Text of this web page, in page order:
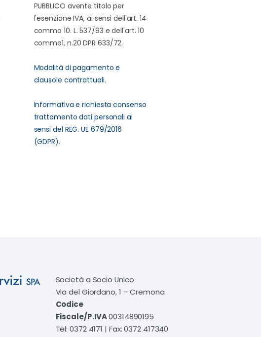
PUBBLICO avente titolo per
l'esenzione IVA, ai sensi dell'art. 14
comma 10. L. 537/93 e dell'art. 10
comma1, n.20 DPR 633/72.
Modalità di pagamento e
clausole contrattuali.
Informativa e richiesta consenso
trattamento dati personali ai
sensi del REG. UE 679/2016
(GDPR).
Società a Socio Unico
Via del Giordano, 1 – Cremona
Codice
Fiscale/P.IVA00314890195
Tel: 0372 4171 | Fax: 0372 417340